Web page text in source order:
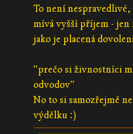
To není
mívá vyšší příjem -
jako je placená
"prečo si živnostníci
odvodov"
No to si samozřejmě
výdělku :)